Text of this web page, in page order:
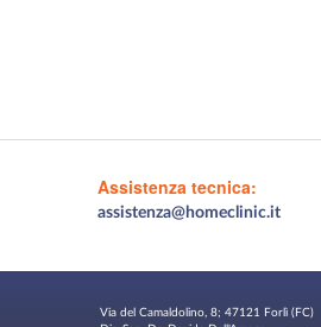
Assistenza tecnica:
assistenza@homeclinic.it
Via del Camaldolino, 8; 47121 Forlì (FC)